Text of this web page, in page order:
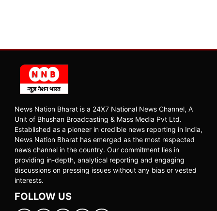
News Nation Bharat is a 24X7 National News Channel, A
Unit of Bhushan Broadcasting & Mass Media Pvt Ltd.
Established as a pioneer in credible news reporting in India,
News Nation Bharat has emerged as the most respected
news channel in the country. Our commitment lies in
providing in-depth, analytical reporting and engaging
discussions on pressing issues without any bias or vested
interests.
FOLLOW US